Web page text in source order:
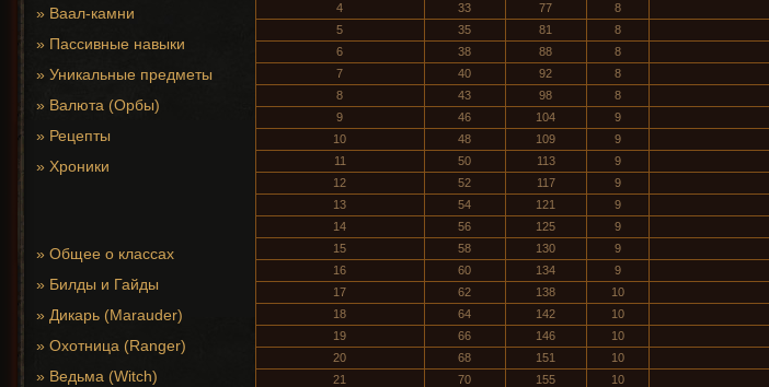
» Ваал-камни
» Пассивные навыки
» Уникальные предметы
» Валюта (Орбы)
» Рецепты
» Хроники
» Общее о классах
» Билды и Гайды
» Дикарь (Marauder)
» Охотница (Ranger)
» Ведьма (Witch)
4
33 77 8
5
35 81 8
6
38 88 8
7
40 92 8
8
43 98 8
9
46 104 9
10
48 109 9
11
50 113 9
12
52 117 9
13
54 121 9
14
56 125 9
15
58 130 9
16
60 134 9
17
62 138 10
18
64 142 10
19
66 146 10
20
68 151 10
21
70 155 10